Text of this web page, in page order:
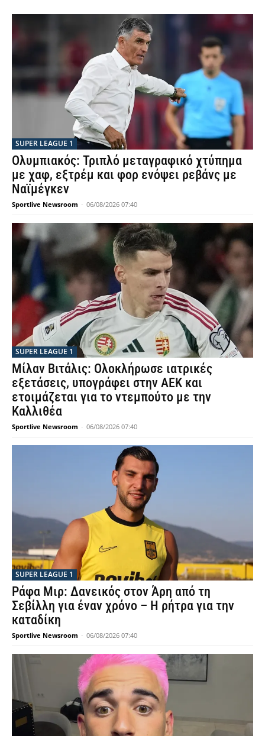
SUPER LEAGUE 1
Ολυμπιακός: Τριπλό μεταγραφικό χτύπημα
με χαφ, εξτρέμ και φορ ενόψει ρεβάνς με
Ναϊμέγκεν
Sportlive Newsroom - 06/08/2026 07:40
SUPER LEAGUE 1
Μίλαν Βιτάλις: Ολοκλήρωσε ιατρικές
εξετάσεις, υπογράφει στην ΑΕΚ και
ετοιμάζεται για το ντεμπούτο με την
Καλλιθέα
Sportlive Newsroom - 06/08/2026 07:40
SUPER LEAGUE 1
Ράφα Μιρ: Δανεικός στον Άρη από τη
Σεβίλλη για έναν χρόνο – Η ρήτρα για την
καταδίκη
Sportlive Newsroom - 06/08/2026 07:40